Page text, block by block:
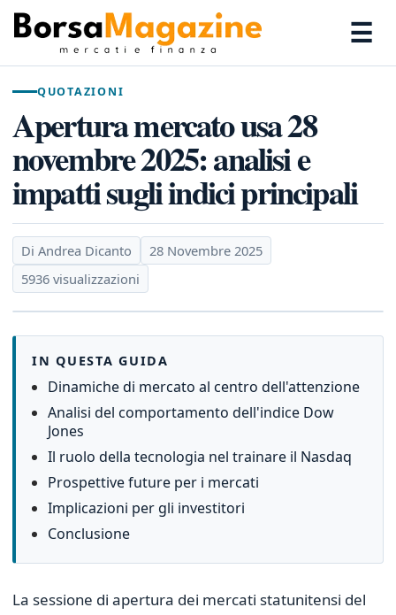
☰
QUOTAZIONI
Apertura mercato usa 28
novembre 2025: analisi e
impatti sugli indici principali
Di Andrea Dicanto
28 Novembre 2025
5936 visualizzazioni
IN QUESTA GUIDA
Dinamiche di mercato al centro dell'attenzione
Analisi del comportamento dell'indice Dow
Jones
Il ruolo della tecnologia nel trainare il Nasdaq
Prospettive future per i mercati
Implicazioni per gli investitori
Conclusione
La sessione di apertura dei mercati statunitensi del